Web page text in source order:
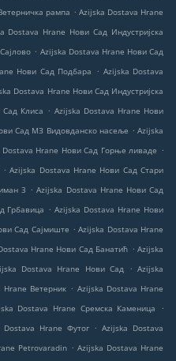
рампа . Azijska Dostava Hrane
Dostava Hrane Нови Сад Индустријска
. Azijska Dostava Hrane Нови Сад
Нови Сад Подбара . Azijska Dostava
Dostava Hrane Нови Сад Индустријска
Клиса . Azijska Dostava Hrane Нови
Сад МЗ Видовданско насеље . Azijska
Dostava Hrane Нови Сад Горње ливаде .
. Azijska Dostava Hrane Нови Сад Стари
3 . Azijska Dostava Hrane Нови Сад
Грбавица . Azijska Dostava Hrane Нови
Сад Сајмиште . Azijska Dostava Hrane
Hrane Нови Сад Банатић . Azijska
Dostava Hrane Нови Сад . Azijska
Hrane Ветерник . Azijska Dostava Hrane
Dostava Hrane Сремска Каменица
.
Dostava Hrane Футог . Azijska Dostava
Petrovaradin . Azijska Dostava Hrane